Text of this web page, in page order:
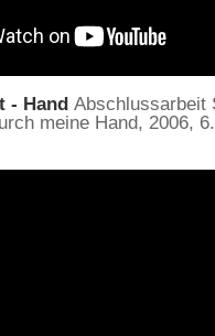
- Hand Abschlussarbeit
meine Hand, 2006,